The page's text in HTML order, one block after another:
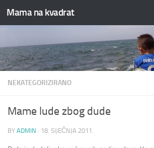
Skip to content
Mama na kvadrat
NEKATEGORIZIRANO
Mame lude zbog dude
BY ADMIN · 18. SIJEČNJA 2011.